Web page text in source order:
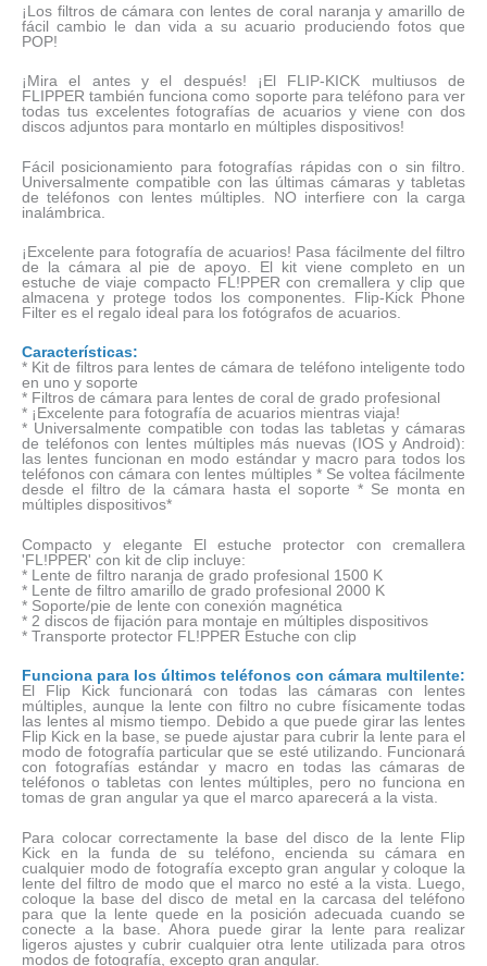
¡Los filtros de cámara con lentes de coral naranja y amarillo de
fácil cambio le dan vida a su acuario produciendo fotos que
POP!
¡Mira el antes y el después! ¡El FLIP-KICK multiusos de
FLIPPER también funciona como soporte para teléfono para ver
todas tus excelentes fotografías de acuarios y viene con dos
discos adjuntos para montarlo en múltiples dispositivos!
Fácil posicionamiento para fotografías rápidas con o sin filtro.
Universalmente compatible con las últimas cámaras y tabletas
de teléfonos con lentes múltiples. NO interfiere con la carga
inalámbrica.
¡Excelente para fotografía de acuarios! Pasa fácilmente del filtro
de la cámara al pie de apoyo. El kit viene completo en un
estuche de viaje compacto FL!PPER con cremallera y clip que
almacena y protege todos los componentes. Flip-Kick Phone
Filter es el regalo ideal para los fotógrafos de acuarios.
Características:
* Kit de filtros para lentes de cámara de teléfono inteligente todo
en uno y soporte
* Filtros de cámara para lentes de coral de grado profesional
* ¡Excelente para fotografía de acuarios mientras viaja!
* Universalmente compatible con todas las tabletas y cámaras
de teléfonos con lentes múltiples más nuevas (IOS y Android):
las lentes funcionan en modo estándar y macro para todos los
teléfonos con cámara con lentes múltiples * Se voltea fácilmente
desde el filtro de la cámara hasta el soporte * Se monta en
múltiples dispositivos*
Compactoy elegante El estuche protector con cremallera
'FL!PPER' con kit de clip incluye:
* Lente de filtro naranja de grado profesional 1500 K
* Lente de filtro amarillo de grado profesional 2000 K
* Soporte/pie de lente con conexión magnética
* 2 discos de fijación para montaje en múltiples dispositivos
* Transporte protector FL!PPER Estuche con clip
Funciona para los últimos teléfonos con cámara multilente:
El Flip Kick funcionará con todas las cámaras con lentes
múltiples, aunque la lente con filtro no cubre físicamente todas
las lentes al mismo tiempo. Debido a que puede girar las lentes
Flip Kick en la base, se puede ajustar para cubrir la lente para el
modo de fotografía particular que se esté utilizando. Funcionará
con fotografías estándar y macro en todas las cámaras de
teléfonos o tabletas con lentes múltiples, pero no funciona en
tomas de gran angular ya que el marco aparecerá a la vista.
Para colocar correctamente la base del disco de la lente Flip
Kick en la funda de su teléfono, encienda su cámara en
cualquier modo de fotografía excepto gran angular y coloque la
lente del filtro de modo que el marco no esté a la vista. Luego,
coloque la base del disco de metal en la carcasa del teléfono
para que la lente quede en la posición adecuada cuando se
conecte a la base. Ahora puede girar la lente para realizar
ligeros ajustes y cubrir cualquier otra lente utilizada para otros
modos de fotografía, excepto gran angular.